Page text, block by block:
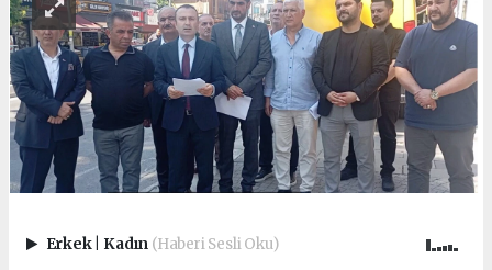
Erkek Kadın (Haberi Sesli Oku)